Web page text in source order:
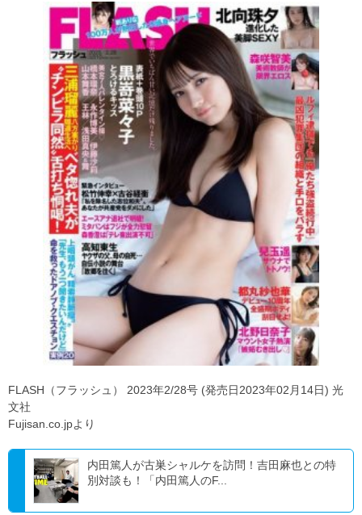
FLASH（フラッシュ） 2023年2/28号 (発売日2023年02月14日) 光
文社
Fujisan.co.jpより
内田篤人が古巣シャルケを訪問！吉田麻也との特
別対談も！「内田篤人のF...